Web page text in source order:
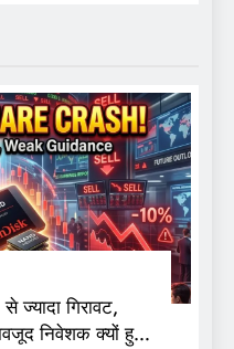
ज्यादा गिरावट,
निवेशक क्यों हुए